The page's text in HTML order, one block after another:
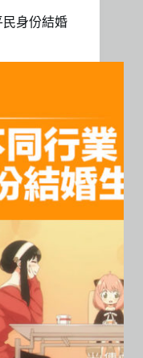
身份結婚